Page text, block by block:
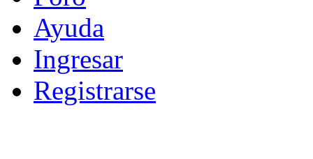
Ayuda
Ingresar
Registrarse